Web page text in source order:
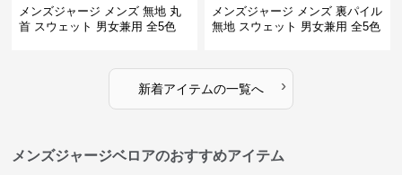
メンズジャージ メンズ 無地 丸
首 スウェット 男女兼用 全5色
メンズジャージ メンズ 裏パイル
無地 スウェット 男女兼用 全5色
新着アイテムの一覧へ ›
メンズジャージベロアのおすすめアイテム